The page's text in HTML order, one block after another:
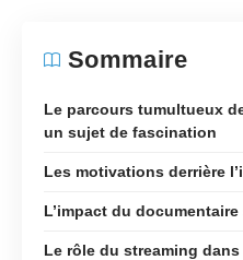
Sommaire
Le parcours tumultueux
un sujet de fascination
Les motivations derrière
L’impact du
Le rôle du streaming dans